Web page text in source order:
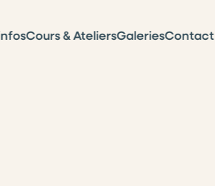
Cours & AteliersGaleriesContact